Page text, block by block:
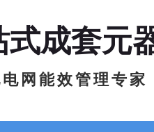
式成套元
网 能 效 管 理 专 家